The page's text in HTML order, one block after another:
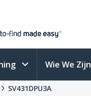
Wie We Zijn
SV431DPU3A